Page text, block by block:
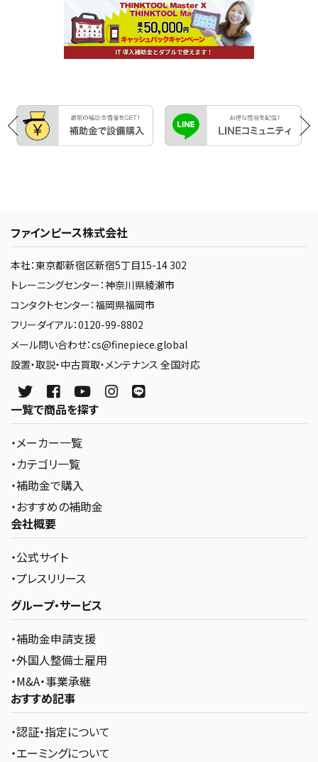
ファインピース株式会社
本社：東京都新宿区新宿5丁目15-14 302
トレーニングセンター：神奈川県綾瀬市
コンタクトセンター：福岡県福岡市
フリーダイアル：0120-99-8802
メール問い合わせ：cs@finepiece.global
設置・取説・中古買取・メンテナンス 全国対応
一覧で商品を探す
・メーカー一覧
・カテゴリ一覧
・補助金で購入
・おすすめの補助金
会社概要
・公式サイト
・プレスリリース
グループ・サービス
・補助金申請支援
・外国人整備士雇用
・M&A・事業承継
おすすめ記事
・認証・指定について
・エーミングについて